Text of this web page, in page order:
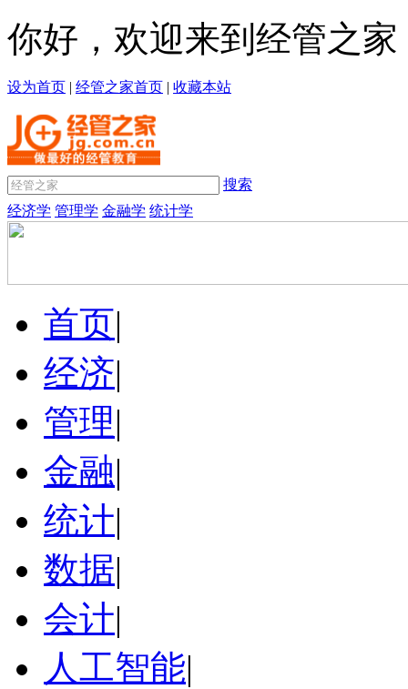
你好，欢迎来到经管之家
设为首页 | 经管之家首页 | 收藏本站
搜索
经济学 管理学 金融学 统计学
首页|
经济|
管理|
金融|
统计|
数据|
会计|
人工智能|